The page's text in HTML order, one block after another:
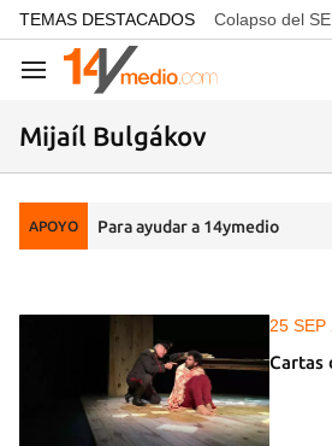
common.go-to-content
TEMAS DESTACADOS Colapso del
Navegación
Mijaíl Bulgákov
APOYO Para ayudar a 14ymedio
25 SEP
Cartas